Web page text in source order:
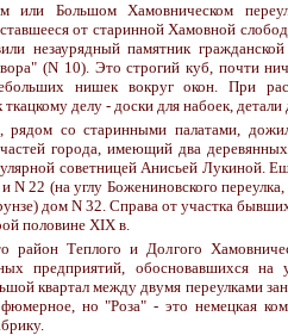
или Большом Хамовническом
от старинной Хамовной
незаурядный памятник
(N 10). Это строгий куб, почти
нишек вокруг окон. При
делу - доски для набоек,
рядом со старинными палатами,
города, имеющий два
советницей Анисьей Лукиной.
N 22 (на углу Божениновского
дом N 32. Справа от участка
половине XIX в.
район Теплого и Долгого
предприятий, обосновавшихся
квартал между двумя переулками
но "Роза" - это немецкая